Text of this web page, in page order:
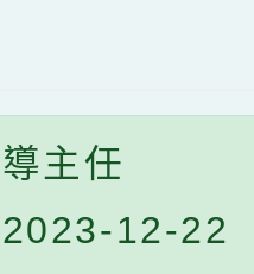
主任
12-22